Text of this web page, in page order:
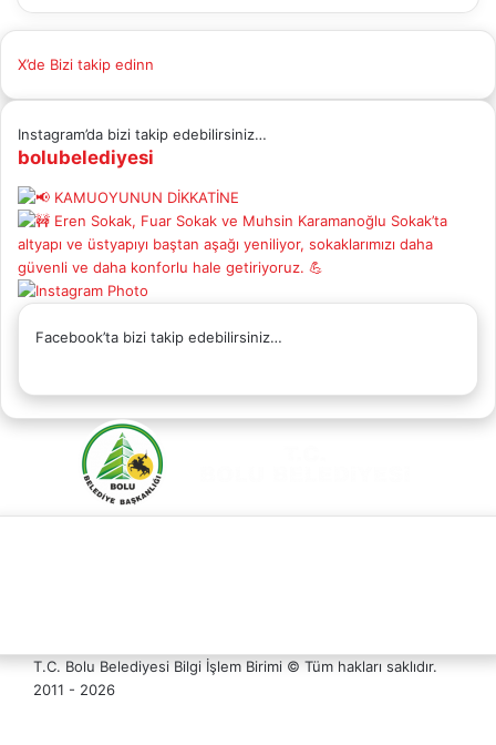
X’de Bizi takip edinn
Instagram’da bizi takip edebilirsiniz…
bolubelediyesi
Facebook’ta bizi takip edebilirsiniz…
DestekT.C. Bolu Belediyesi Bilgi İşlem Birimi © Tüm hakları saklıdır.
2011 - 2026